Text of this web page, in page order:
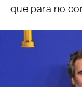
que para no